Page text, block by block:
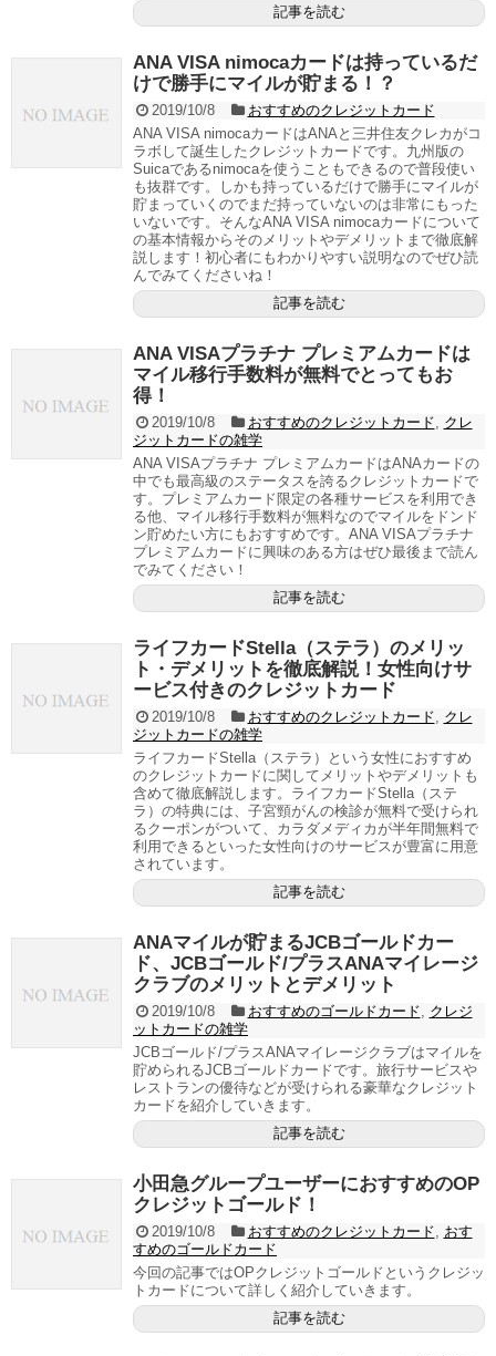
記事を読む
ANA VISA nimocaカードは持っているだ
けで勝手にマイルが貯まる！？
2019/10/8
おすすめのクレジットカード
ANA VISA nimocaカードはANAと三井住友クレカがコ
ラボして誕生したクレジットカードです。九州版の
Suicaであるnimocaを使うこともできるので普段使い
も抜群です。しかも持っているだけで勝手にマイルが
貯まっていくのでまだ持っていないのは非常にもった
いないです。そんなANA VISA nimocaカードについて
の基本情報からそのメリットやデメリットまで徹底解
説します！初心者にもわかりやすい説明なのでぜひ読
んでみてくださいね！
記事を読む
ANA VISAプラチナ プレミアムカードは
マイル移行手数料が無料でとってもお
得！
2019/10/8 おすすめのクレジットカード
クレ
ジットカードの雑学
ANA VISAプラチナ プレミアムカードはANAカードの
中でも最高級のステータスを誇るクレジットカードで
す。プレミアムカード限定の各種サービスを利用でき
る他、マイル移行手数料が無料なのでマイルをドンド
ン貯めたい方にもおすすめです。ANA VISAプラチナ
プレミアムカードに興味のある方はぜひ最後まで読ん
でみてください！
記事を読む
ライフカードStella（ステラ）のメリッ
ト・デメリットを徹底解説！女性向けサ
ービス付きのクレジットカード
2019/10/8 おすすめのクレジットカード
クレ
ジットカードの雑学
ライフカードStella（ステラ）という女性におすすめ
のクレジットカードに関してメリットやデメリットも
含めて徹底解説します。ライフカードStella（ステ
ラ）の特典には、子宮頸がんの検診が無料で受けられ
るクーポンがついて、カラダメディカが半年間無料で
利用できるといった女性向けのサービスが豊富に用意
されています。
記事を読む
ANAマイルが貯まるJCBゴールドカー
ド、JCBゴールド/プラスANAマイレージ
クラブのメリットとデメリット
2019/10/8 おすすめのゴールドカード
クレジ
ットカードの雑学
JCBゴールド/プラスANAマイレージクラブはマイルを
貯められるJCBゴールドカードです。旅行サービスや
レストランの優待などが受けられる豪華なクレジット
カードを紹介していきます。
記事を読む
小田急グループユーザーにおすすめのOP
クレジットゴールド！
2019/10/8 おすすめのクレジットカード
おす
すめのゴールドカード
今回の記事ではOPクレジットゴールドというクレジッ
トカードについて詳しく紹介していきます。
記事を読む